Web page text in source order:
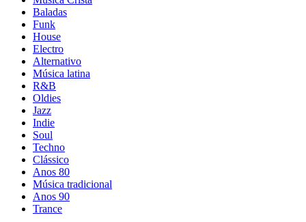
Baladas
Funk
House
Electro
Alternativo
Música latina
R&B
Oldies
Jazz
Indie
Soul
Techno
Clássico
Anos 80
Música tradicional
Anos 90
Trance